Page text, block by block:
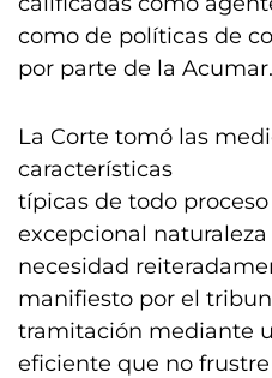
como de políticas de
por parte de la Acumar.
La Corte tomó las
características
típicas de todo
excepcional naturaleza
necesidad
manifiesto por el
tramitación mediante
eficiente que no